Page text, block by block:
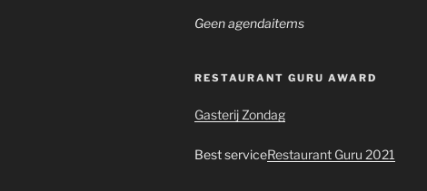
Geen agendaitems
RESTAURANT GURU AWARD
Gasterij Zondag
Best serviceRestaurant Guru 2021